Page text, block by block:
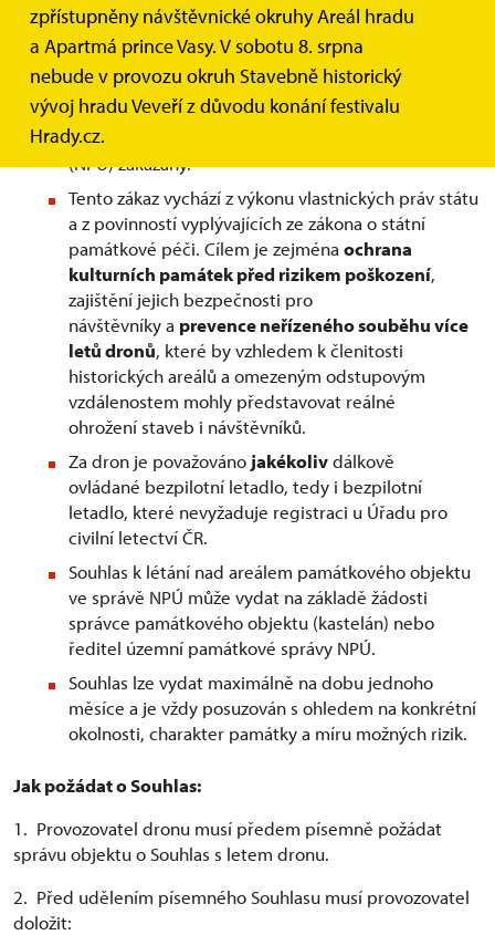
zpřístupněny návštěvnické okruhy Areál hradu
a Apartmá prince Vasy. V sobotu 8. srpna
nebude v provozu okruh Stavebně historický
vývoj hradu Veveří z důvodu konání festivalu
Hrady.cz.
Obecně:
Lety dronů jsou bez předchozího písemného
povolení (dále „Souhlas“) nad areálem památkového
objektu ve správě Národního památkového ústavu
(NPÚ) zakázány.
Tento zákaz vychází z výkonu vlastnických práv státu
a z povinností vyplývajících ze zákona o státní
památkové péči. Cílem je zejména ochrana
kulturních památek před rizikem poškození,
zajištění jejich bezpečnosti pro
návštěvníky a prevence neřízeného souběhu více
letů dronů, které by vzhledem k členitosti
historických areálů a omezeným odstupovým
vzdálenostem mohly představovat reálné
ohrožení staveb i návštěvníků.
Za dron je považováno jakékolivdálkově
ovládané bezpilotní letadlo, tedy i bezpilotní
letadlo, které nevyžaduje registraci u Úřadu pro
civilní letectví ČR.
Souhlas k létání nad areálem památkového objektu
ve správě NPÚ může vydat na základě žádosti
správce památkového objektu (kastelán) nebo
ředitel územní památkové správy NPÚ.
Souhlas lze vydat maximálně na dobu jednoho
měsíce a je vždy posuzován s ohledem na konkrétní
okolnosti, charakter památky a míru možných rizik.
Jak požádat o Souhlas:
1. Provozovatel dronu musí předem písemně požádat
správu objektu o Souhlas s letem dronu.
2. Před udělením písemného Souhlasu musí provozovatel
doložit: